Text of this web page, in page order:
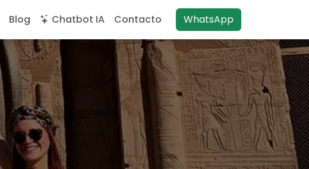
Blog Chatbot IA Contacto WhatsApp